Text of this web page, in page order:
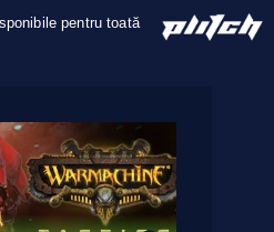
pentru toată